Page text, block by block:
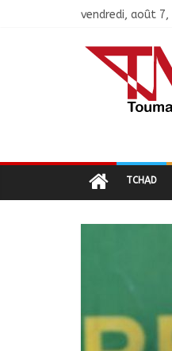
vendredi, août 7,
TCHAD